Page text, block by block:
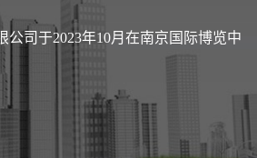
公司于2023年10月在南京国际博览中
原料药/中间体/包装/设备交易会